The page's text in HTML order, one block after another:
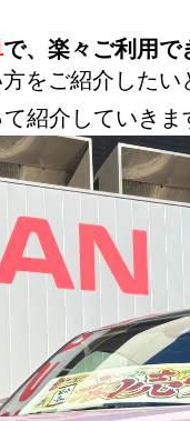
で、楽々ご利用で
をご紹介したい
て紹介していきま